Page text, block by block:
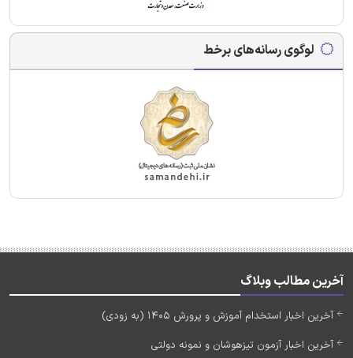
لوگوی رسانه‌های برخط
آخرین مطالب وبلاگ
آخرین اخبار استخدام آموزش و پرورش 1405 (به زودی)
آخرین اخبار آزمون تیزهوشان و نمونه دولتی